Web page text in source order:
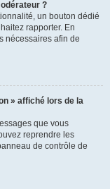
?
un bouton dédié
rapporter. En
nécessaires afin de
» affiché lors de la
que vous
reprendre les
de contrôle de